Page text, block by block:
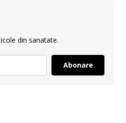
din sanatate.
Abonare